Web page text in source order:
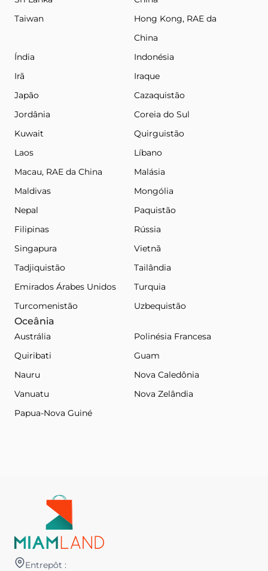
Taiwan
Hong Kong, RAE da
China
Índia
Indonésia
Irã
Iraque
Japão
Cazaquistão
Jordânia
Coreia do Sul
Kuwait
Quirguistão
Laos
Líbano
Macau, RAE da China
Malásia
Maldivas
Mongólia
Nepal
Paquistão
Filipinas
Rússia
Singapura
Vietnã
Tadjiquistão
Tailândia
Emirados Árabes Unidos
Turquia
Turcomenistão
Uzbequistão
Oceânia
Austrália
Polinésia Francesa
Quiribati
Guam
Nauru
Nova Caledônia
Vanuatu
Nova Zelândia
Papua-Nova Guiné
Entrepôt :